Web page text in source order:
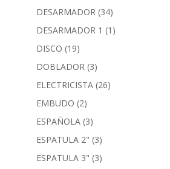
DESARMADOR (34)
DESARMADOR 1 (1)
DISCO (19)
DOBLADOR (3)
ELECTRICISTA (26)
EMBUDO (2)
ESPAÑOLA (3)
ESPATULA 2" (3)
ESPATULA 3" (3)